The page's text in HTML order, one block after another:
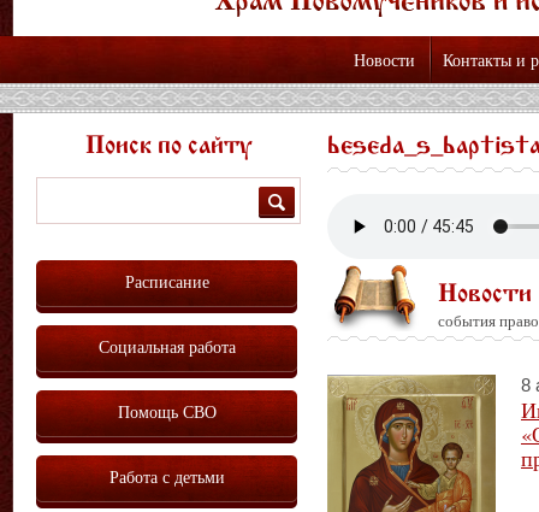
Новости Контакты и
Новости
события
8
Поиск по сайту
Расписание
Социальная работа
Помощь СВО
Работа с детьми